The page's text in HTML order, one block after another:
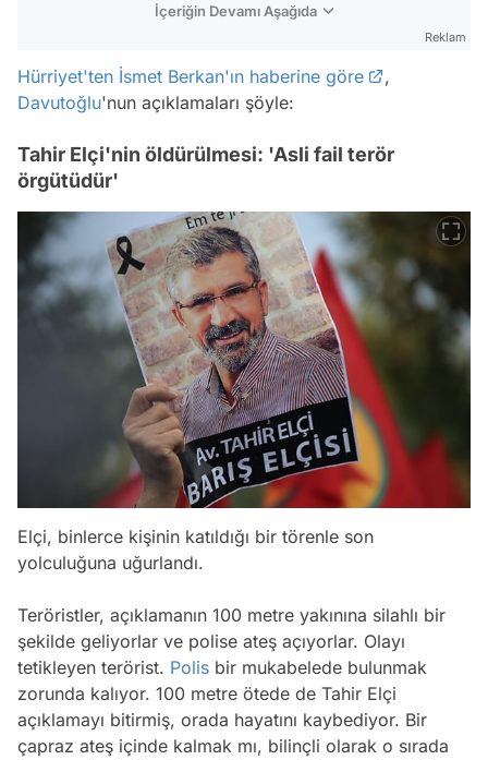
İçeriğin Devamı Aşağıda
Reklam
Hürriyet'ten İsmet Berkan'ın haberine göre
,
Davutoğlu'nun açıklamaları şöyle:
Tahir Elçi'nin öldürülmesi: 'Asli fail terör
örgütüdür'
Elçi, binlerce kişinin katıldığı bir törenle son
yolculuğuna uğurlandı.
Teröristler, açıklamanın 100 metre yakınına silahlı bir
şekilde geliyorlar ve polise ateş açıyorlar. Olayı
tetikleyen terörist. Polis bir mukabelede bulunmak
zorunda kalıyor. 100 metre ötede de Tahir Elçi
açıklamayı bitirmiş, orada hayatını kaybediyor. Bir
çapraz ateş içinde kalmak mı, bilinçli olarak o sırada